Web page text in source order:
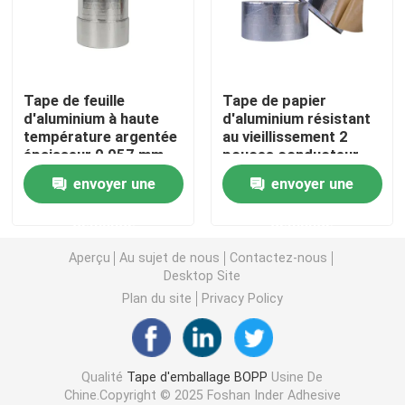
Tape d'emballage BOPP
Bande de papeterie de BOPP
Ruloir jumbo de bande Bopp
Ruban adhésif à double face
Adhésif acrylique à base d'eau
Ruban adhésif à mousse
Tape de feuille
d'aluminium à haute
température argentée
épaisseur 0,057 mm
Adhésif à base d'eau
envoyer une
Tape de papier
d'aluminium résistant
au vieillissement 2
pouces conducteur
étanche
envoyer une
Aperçu Au sujet de nous
Contactez-nous
Desktop Site
Plan du site
Privacy Policy
Qualité Tape d'emballage BOPP Usine De
Chine.Copyright © 2025 Foshan Inder Adhesive